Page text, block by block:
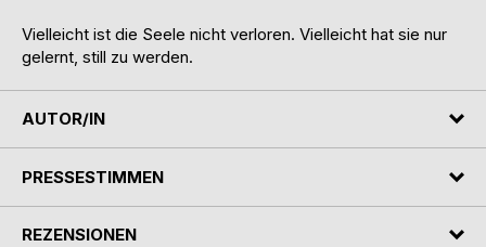
Vielleicht ist die Seele nicht verloren. Vielleicht hat sie nur
gelernt, still zu werden.
AUTOR/IN
PRESSESTIMMEN
REZENSIONEN